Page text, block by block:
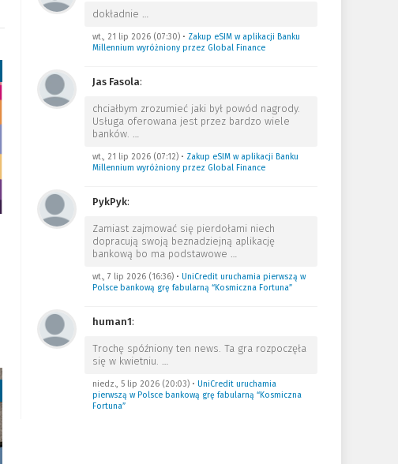
dokładnie …
wt., 21 lip 2026 (07:30)• Zakup eSIM w aplikacji Banku
Millennium wyróżniony przez Global Finance
Jas Fasola:
chciałbym zrozumieć jaki był powód nagrody.
Usługa oferowana jest przez bardzo wiele
banków. …
wt., 21 lip 2026 (07:12)• Zakup eSIM w aplikacji Banku
Millennium wyróżniony przez Global Finance
PykPyk:
Zamiast zajmować się pierdołami niech
dopracują swoją beznadziejną aplikację
bankową bo ma podstawowe …
wt., 7 lip 2026 (16:36)• UniCredit uruchamia pierwszą w
Polsce bankową grę fabularną “Kosmiczna Fortuna”
human1:
Trochę spóźniony ten news. Ta gra rozpoczęła
się w kwietniu. …
niedz., 5 lip 2026 (20:03)• UniCredit uruchamia
pierwszą w Polsce bankową grę fabularną “Kosmiczna
Fortuna”